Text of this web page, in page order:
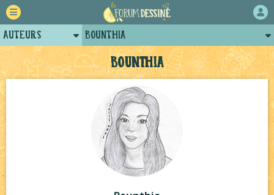
Bounthia
Auteurs
Retour
Forum
Projets
Tutoriels
Bounthia
Posts de bounthia